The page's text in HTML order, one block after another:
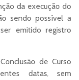
da execução do
sendo possível a
emitido registro
de Curso
datas, sem